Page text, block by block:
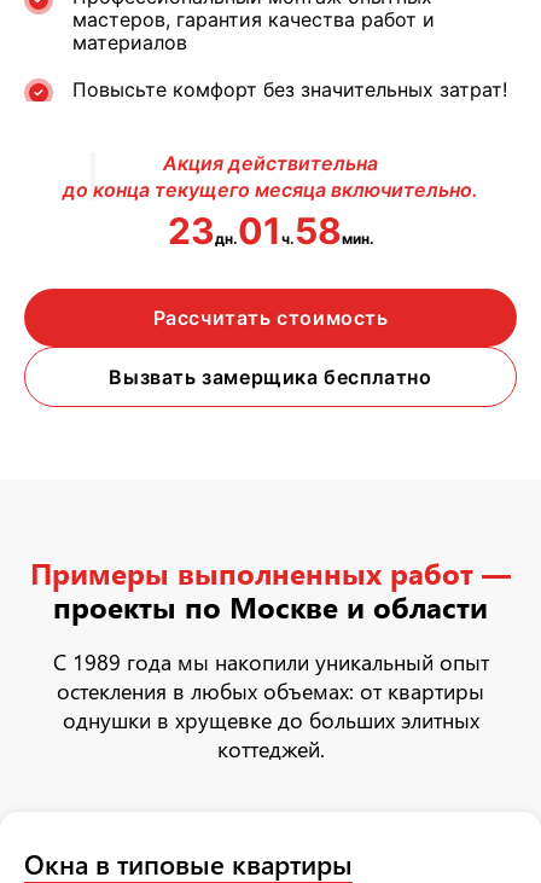
мастеров, гарантия качества работ и
материалов
Повысьте комфорт без значительных затрат!
Акция действительна
до конца текущего месяца включительно.
23дн.01 ч. 58мин.
Рассчитать стоимость
Вызвать замерщика бесплатно
Примеры выполненных работ —
проекты по Москве и области
С 1989 года мы накопили уникальный опыт
остекления в любых объемах: от квартиры
однушки в хрущевке до больших элитных
коттеджей.
Окна в типовые квартиры